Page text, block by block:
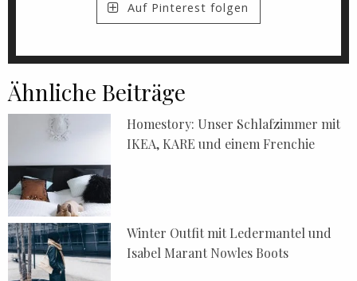
Auf Pinterest folgen
Ähnliche Beiträge
Homestory: Unser Schlafzimmer mit
IKEA, KARE und einem Frenchie
Winter Outfit mit Ledermantel und
Isabel Marant Nowles Boots